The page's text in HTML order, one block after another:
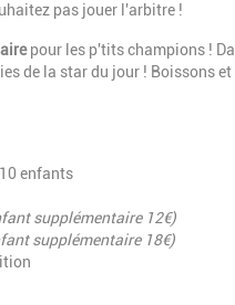
pas jouer l'arbitre !
pour les p'tits champions !
de la star du jour ! Boissons
enfants
supplémentaire 12€)
supplémentaire 18€)